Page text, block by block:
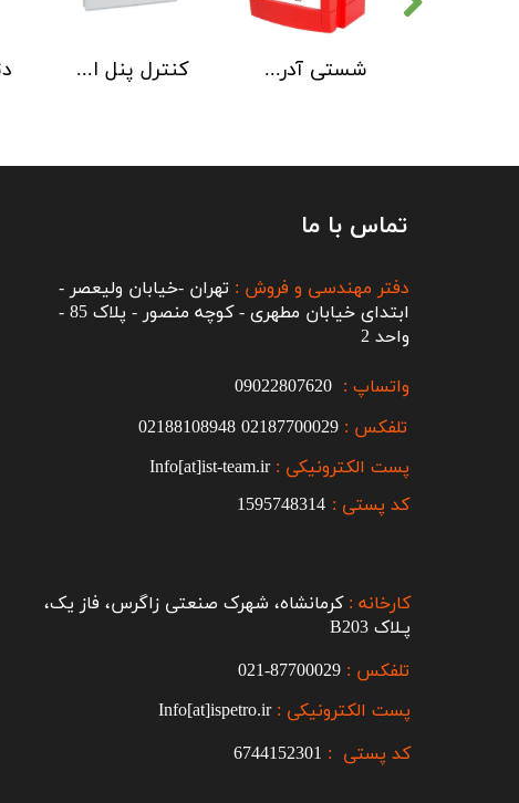
کنترل پنل اطفاء حریق C-TEC EP203 شستی آدرس پذیر ضد آب هوچیکی Hochiki مدل HCP-W SCI
تماس با ما
تلفکس : 02187700029
02188108948
پست الکترونیکی :Info[at]ist-team.ir
واتساپ :
دفتر مهندسی و فروش : تهران -خیابان ولیعصر -
ابتدای خیابان مطهری - کوچه منصور - پلاک 85 -
واحد 2
کارخانه : کرمانشاه، شهرک صنعتی زاگرس، فاز یک،
پـلاک B203​​​​​​​
کد پستی : 1595748314
پست الکترونیکی :Info[at]ispetro.ir
تلفکس : 87700029-021​​​​​​​
کد پستی : 6744152301